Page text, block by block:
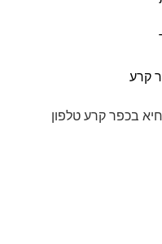
קרע
בכפר קרע טלפון